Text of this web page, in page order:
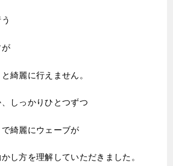
綺麗に行えません。
しっかりひとつずつ
綺麗にウェーブが
し方を理解していただきました。